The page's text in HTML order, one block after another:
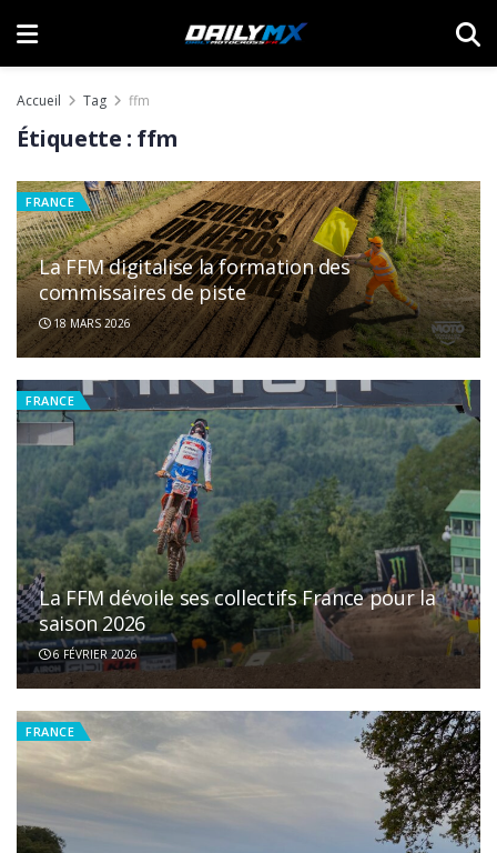
Accueil Tag ffm
Étiquette : ffm
FRANCE
La FFM digitalise la formation des
commissaires de piste
18 MARS 2026
FRANCE
La FFM dévoile ses collectifs France pour la
saison 2026
6 FÉVRIER 2026
FRANCE